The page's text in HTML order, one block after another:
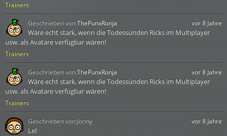
Trainers
Trainers
vor 8 Jahre
Wäre echt stark, wenn die Todessünden Ricks im Multiplayer
usw. als Avatare verfügbar wären!
Geschrieben von:ThePunxRonja
Trainers
vor 8 Jahre
Wäre echt stark, wenn die Todessünden Ricks im Multiplayer
usw. als Avatare verfügbar wären!
Geschrieben von:ThePunxRonja
vor 8 Jahre
Lel
Geschrieben von:Jonny